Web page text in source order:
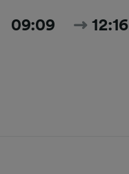
09:09 12:16